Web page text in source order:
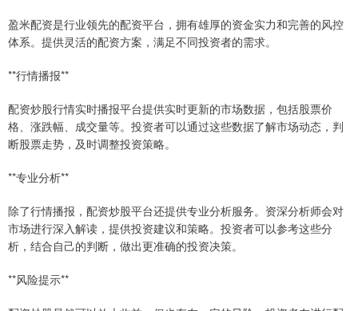
盈米配资是行业领先的配资平台，拥有雄厚的资金实力和完善的风控
体系。提供灵活的配资方案，满足不同投资者的需求。
**行情播报**
配资炒股行情实时播报平台提供实时更新的市场数据，包括股票价
格、涨跌幅、成交量等。投资者可以通过这些数据了解市场动态，判
断股票走势，及时调整投资策略。
**专业分析**
除了行情播报，配资炒股平台还提供专业分析服务。资深分析师会对
市场进行深入解读，提供投资建议和策略。投资者可以参考这些分
析，结合自己的判断，做出更准确的投资决策。
**风险提示**